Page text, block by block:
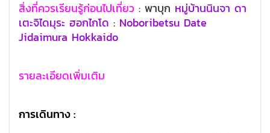
สิ่งที่ควรเรียนรู้ก่อนไปเที่ยว : พาบุก หมู่บ้านนินจา ดา
เตะจิไดมุระ ฮอกไกโด : Noboribetsu Date
Jidaimura Hokkaido
รายละเอียดเพิ่มเติม
การเดินทาง :